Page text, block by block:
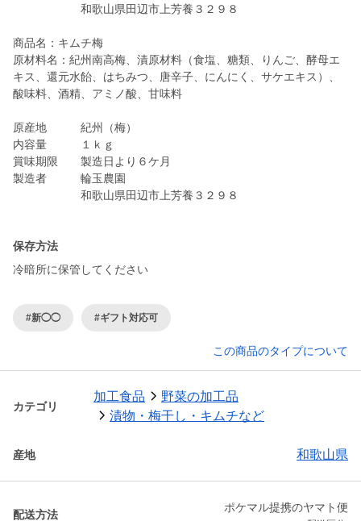
和歌山県田辺市上芳養３２９８
商品名：キムチ梅
原材料名：紀州南高梅、漬原材料（食塩、糖類、りんご、酵母エ
キス、還元水飴、はちみつ、唐辛子、にんにく、サケエキス）、
酸味料、酒精、アミノ酸、甘味料
原産地 紀州（梅）
内容量 １ｋｇ
賞味期限 製造日より６ケ月
製造者 輪玉農園
和歌山県田辺市上芳養３２９８
保存方法
冷暗所に保管してください
#新◯◯ #ギフト対応可
この商品のタイプについて
カテゴリ
加工食品
野菜の加工品
漬物・梅干し・キムチなど
産地 和歌山県
配送方法
ポケマル提携のヤマト便